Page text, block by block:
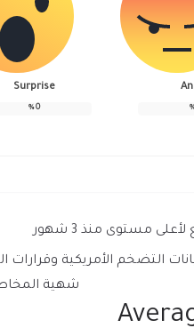
Surprise
0
%
مستوى منذ 3 شهور
التضخم الأمريكية وقرارات
شهية